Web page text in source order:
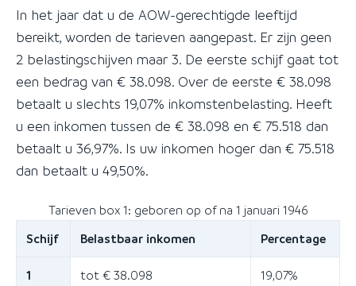
In het jaar dat u de AOW-gerechtigde leeftijd
bereikt, worden de tarieven aangepast. Er zijn geen
2 belastingschijven maar 3. De eerste schijf gaat tot
een bedrag van € 38.098. Over de eerste € 38.098
betaalt u slechts 19,07% inkomstenbelasting. Heeft
u een inkomen tussen de € 38.098 en € 75.518 dan
betaalt u 36,97%. Is uw inkomen hoger dan € 75.518
dan betaalt u 49,50%.
Tarieven box 1: geboren op of na 1 januari 1946
Schijf
Belastbaar inkomen Percentage
1 tot € 38.098 19,07%